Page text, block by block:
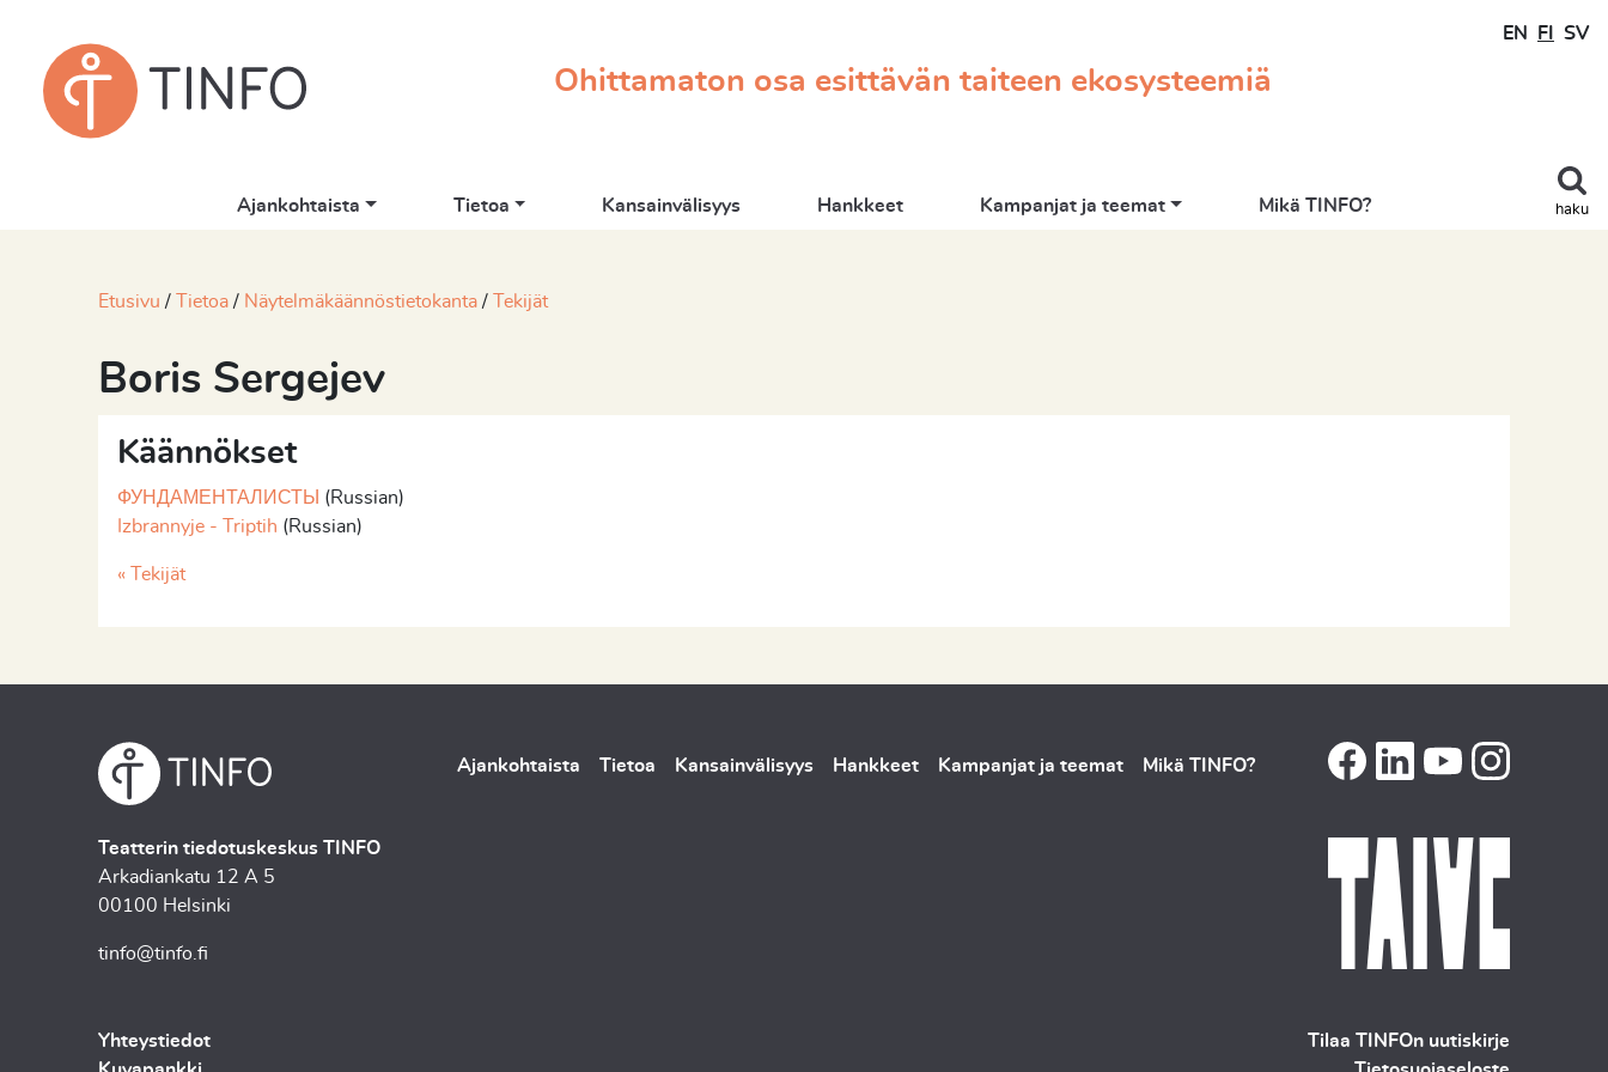
Ohittamaton osa esittävän taiteen ekosysteemiä
EN FI SV
haku
Ajankohtaista Tietoa Kansainvälisyys Hankkeet Kampanjat ja teemat Mikä TINFO?
Etusivu Tietoa Näytelmäkäännöstietokanta Tekijät
Boris Sergejev
Käännökset
ФУНДАМЕНТАЛИСТЫ (Russian)
Izbrannyje - Triptih (Russian)
« Tekijät
Teatterin tiedotuskeskus TINFO
Arkadiankatu 12 A 5
00100 Helsinki
tinfo@tinfo.fi
Ajankohtaista Tietoa Kansainvälisyys Hankkeet Kampanjat ja teemat Mikä TINFO?
Yhteystiedot
Tilaa TINFOn uutiskirje